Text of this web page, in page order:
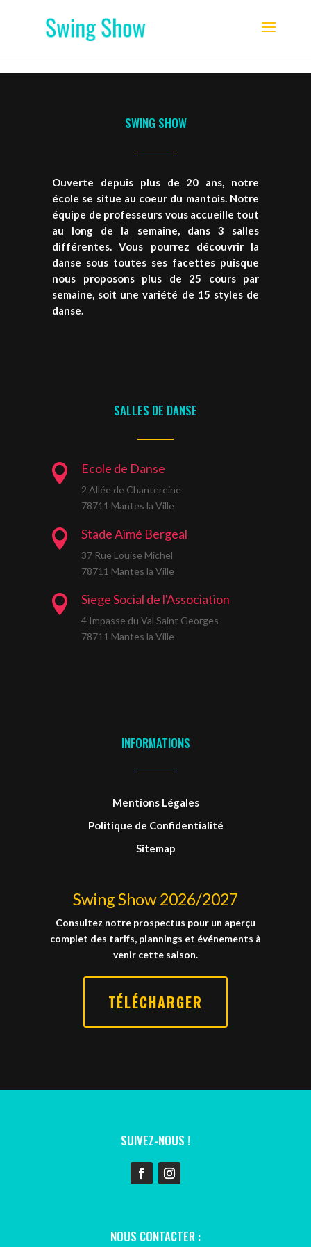
SWING SHOW
Ouverte depuis plus de 20 ans, notre
école se situe au coeur du mantois. Notre
équipe de professeurs vous accueille tout
au long de la semaine, dans 3 salles
différentes. Vous pourrez découvrir la
danse sous toutes ses facettes puisque
nous proposons plus de 25 cours par
semaine, soit une variété de 15 styles de
danse.
SALLES DE DANSE
 Ecole de Danse
2 Allée de Chantereine
78711 Mantes la Ville
 Stade Aimé Bergeal
37 Rue Louise Michel
78711 Mantes la Ville
 Siege Social de l'Association
4 Impasse du Val Saint Georges
78711 Mantes la Ville
INFORMATIONS
Mentions Légales
Politique de Confidentialité
Sitemap
Swing Show 2026/2027
Consultez notre prospectus pour un aperçu
complet des tarifs, plannings et événements à
venir cette saison.
TÉLÉCHARGER
SUIVEZ-NOUS !
NOUS CONTACTER :